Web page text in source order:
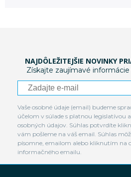
NAJDÔLEŽITEJŠIE NOVINKY
Získajte zaujímavé
Vaše osobné údaje (email) budeme
účelom v súlade s platnou legislatívou
osobných údajov. Súhlas potvrdíte
vám pošleme na váš email. Súhlas
písomne, emailom alebo kliknutím na
informačného emailu.